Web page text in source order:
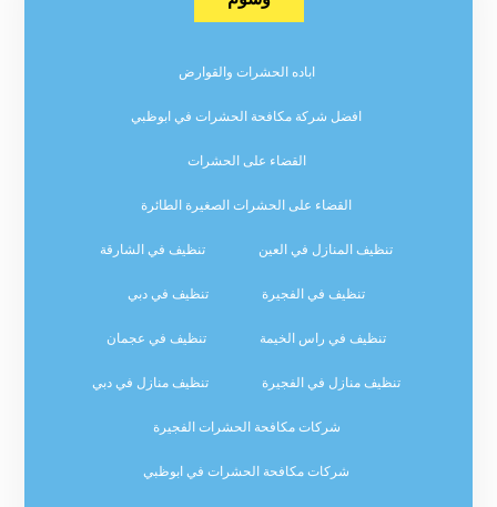
اباده الحشرات والقوارض
افضل شركة مكافحة الحشرات في ابوظبي
القضاء على الحشرات
القضاء على الحشرات الصغيرة الطائرة
تنظيف المنازل في العين تنظيف في الشارقة
تنظيف في الفجيرة تنظيف في دبي
تنظيف في راس الخيمة تنظيف في عجمان
تنظيف منازل في الفجيرة تنظيف منازل في دبي
شركات مكافحة الحشرات الفجيرة
شركات مكافحة الحشرات في ابوظبي